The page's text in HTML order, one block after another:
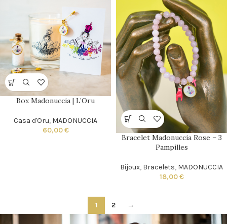
Box Madonuccia | L’Oru
Casa d'Oru, MADONUCCIA
60,00€
Bracelet Madonuccia Rose – 3
Pampilles
Bijoux, Bracelets, MADONUCCIA
18,00€
1 2 →